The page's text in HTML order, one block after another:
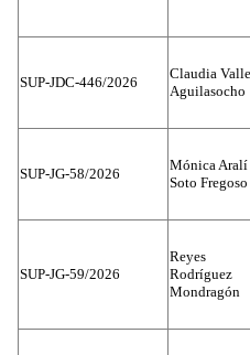
SUP-JDC-446/2026
Claudia Valle
Aguilasocho
SUP-JG-58/2026
Mónica Aralí
Soto Fregoso
SUP-JG-59/2026
Reyes
Rodríguez
Mondragón